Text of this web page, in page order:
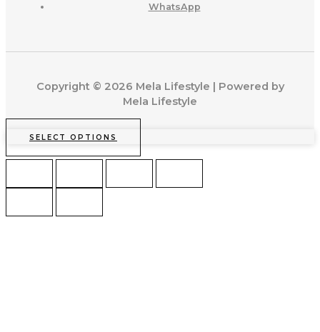
WhatsApp
Copyright © 2026 Mela Lifestyle | Powered by
Mela Lifestyle
SELECT OPTIONS